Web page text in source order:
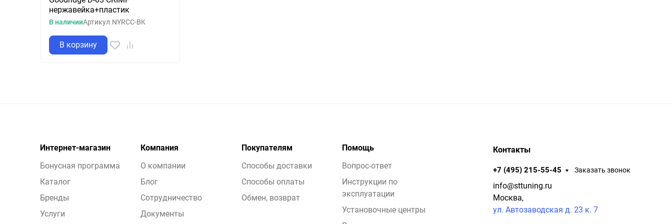
нержавейка+пластик
В наличииАртикул NYRCC-BK
В корзину
Интернет-магазин
Бонусная программа
Каталог
Бренды
Услуги
Компания
О компании
Блог
Сотрудничество
Документы
Покупателям
Способы доставки
Способы оплаты
Обмен, возврат
Помощь
Вопрос-ответ
Инструкции по
эксплуатации
Установочные центры
Контакты
+7 (495) 215-55-45 Заказать звонок
info@sttuning.ru
Москва,
ул. Автозаводская д. 23 к. 7